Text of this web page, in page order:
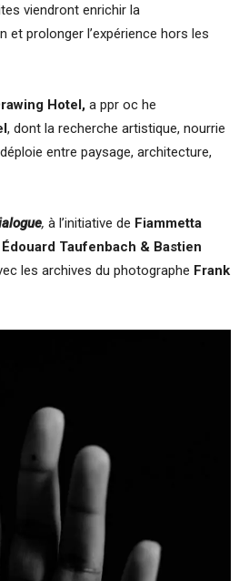
viendront enrichir la
et prolonger l’expérience hors les
Hotel, a ppr oc he
, dont la recherche artistique, nourrie
entre paysage, architecture,
, à l’initiative de Fiammetta
Édouard Taufenbach & Bastien
les archives du photographe Frank